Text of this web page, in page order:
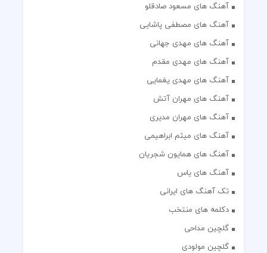
آهنگ های مسعود صادقلو
آهنگ های مصطفی پاشایی
آهنگ های مهدی جهانی
آهنگ های مهدی مقدم
آهنگ های مهدی یغمایی
آهنگ های مهران آتش
آهنگ های مهران مدیری
آهنگ های میثم ابراهیمی
آهنگ های همایون شجریان
آهنگ های یاس
تک آهنگ های ایرانی
دکلمه های منتخب
گلچین مداحی
گلچین مولودی